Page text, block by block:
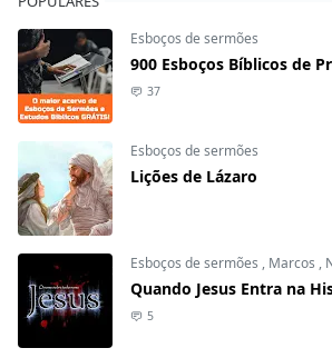
Esboços de sermões
900 Esboços Bíblicos de
37
Esboços de sermões
Lições de Lázaro
Esboços de sermões , Marcos ,
Quando Jesus Entra na
5